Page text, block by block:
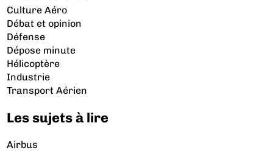
Culture Aéro
Débat et opinion
Défense
Dépose minute
Hélicoptère
Industrie
Transport Aérien
Les sujets à lire
Airbus